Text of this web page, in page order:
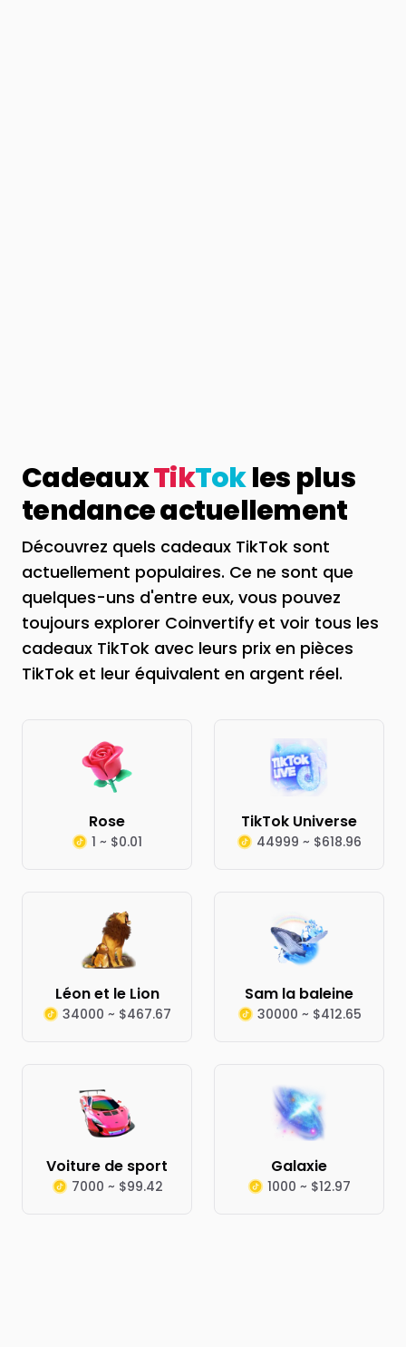
CadeauxTikTokles plus
tendance actuellement
Découvrez quels cadeaux TikTok sont
actuellement populaires. Ce ne sont que
quelques-uns d'entre eux, vous pouvez
toujours explorer Coinvertify et voir tous les
cadeaux TikTok avec leurs prix en pièces
TikTok et leur équivalent en argent réel.
Rose
1 ~ $0.01
TikTok Universe
44999 ~ $618.96
Léon et le Lion
34000 ~ $467.67
Sam la baleine
30000 ~ $412.65
Voiture de sport
7000 ~ $99.42
Galaxie
1000 ~ $12.97